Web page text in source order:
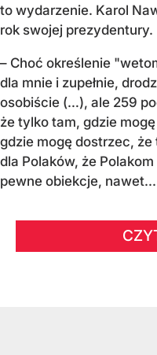
to wydarzenie. Karol
rok swojej prezydentury.
– Choć określenie
dla mnie i zupełnie,
osobiście (…), ale 259
że tylko tam, gdzie
gdzie mogę dostrzec,
dla Polaków, że
pewne obiekcje, nawet...